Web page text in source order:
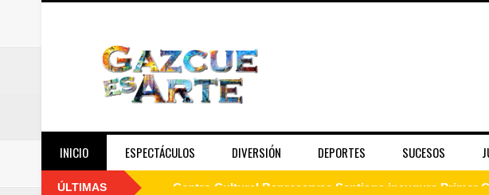
INICIO ESPECTÁCULOS DIVERSIÓN DEPORTES SUCESOS
ÚLTIMAS Banreservas obtiene siete galardones en los Effie